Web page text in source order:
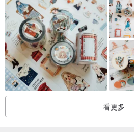
而PET是一種類似尼龍透明的材質
5/ 膠帶上的圖案需自己裁剪
拍下商品即默認上述 為了您的權益 請在
如在使用中有任何疑問 歡迎諮詢設計師
看更多